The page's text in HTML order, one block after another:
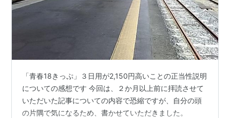
「青春18きっぷ」３日用が2,150円高いことの正当性説明
についての感想です 今回は、２か月以上前に拝読させて
いただいた記事についての内容で恐縮ですが、自分の頭
の片隅で気になるため、書かせていただきました。